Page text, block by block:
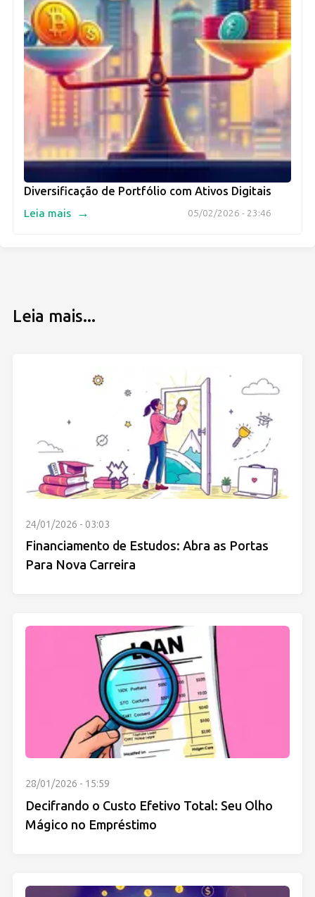
Diversificação de Portfólio com Ativos Digitais
05/02/2026 - 23:46
Leia mais →
Leia mais...
24/01/2026 - 03:03
Financiamento de Estudos: Abra as Portas
Para Nova Carreira
28/01/2026 - 15:59
Decifrando o Custo Efetivo Total: Seu Olho
Mágico no Empréstimo